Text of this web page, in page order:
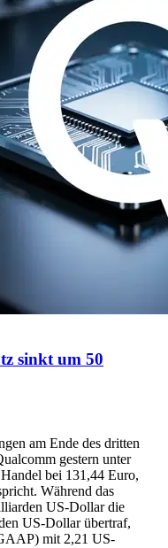
sinkt um 50
am Ende des dritten
gestern unter
bei 131,44 Euro,
Während das
US-Dollar die
US-Dollar übertraf,
mit 2,21 US-